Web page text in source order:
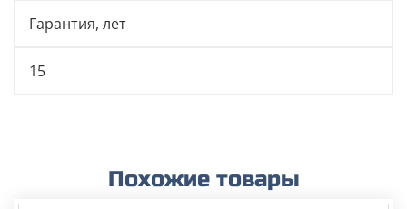
Гарантия, лет
15
Похожие товары